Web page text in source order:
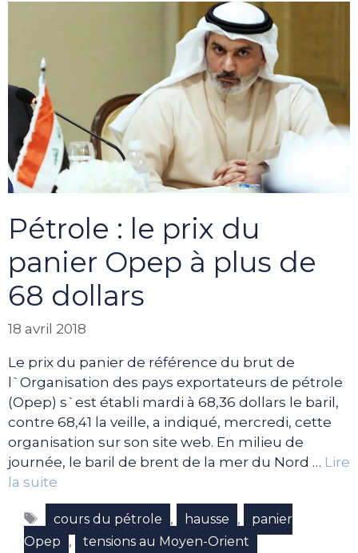
Pétrole : le prix du
panier Opep à plus de
68 dollars
18 avril 2018
Le prix du panier de référence du brut de
l`Organisation des pays exportateurs de pétrole
(Opep) s`est établi mardi à 68,36 dollars le baril,
contre 68,41 la veille, a indiqué, mercredi, cette
organisation sur son site web. En milieu de
journée, le baril de brent de la mer du Nord … Lire
la suite
Étiquettes
cours du pétrole , hausse ,
panier
Opep
, tensions au Moyen-Orient